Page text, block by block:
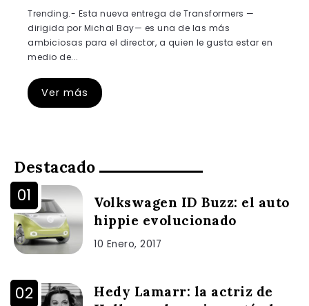
Trending.- Esta nueva entrega de Transformers —
dirigida por Michal Bay— es una de las más
ambiciosas para el director, a quien le gusta estar en
medio de...
Ver más
Destacado
Volkswagen ID Buzz: el auto
hippie evolucionado
10 Enero, 2017
Hedy Lamarr: la actriz de